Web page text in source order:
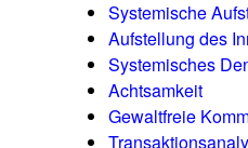
Systemische
Aufstellung des
Systemisches
Achtsamkeit
Gewaltfreie